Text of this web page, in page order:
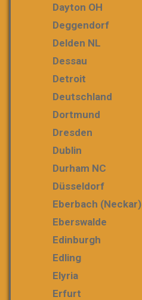
Dayton OH
Deggendorf
Delden NL
Dessau
Detroit
Deutschland
Dortmund
Dresden
Dublin
Durham NC
Düsseldorf
Eberbach (Neckar)
Eberswalde
Edinburgh
Edling
Elyria
Erfurt